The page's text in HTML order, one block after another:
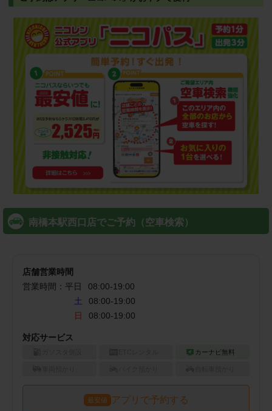
南橋本駅西口店でご予約（空車検索）
店舗営業時間
営業時間： 平日 08:00-19:00
土
08:00-19:00
日
08:00-19:00
対応サービス
カーナビ無料
最安値 アプリで予約する